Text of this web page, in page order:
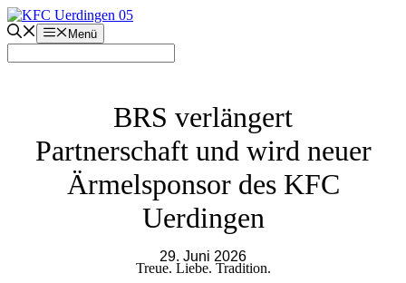
Zum
Inhalt
springen
Menü
BRS verlängert
Partnerschaft und wird neuer
Ärmelsponsor des KFC
Uerdingen
29. Juni 2026
Treue. Liebe. Tradition.